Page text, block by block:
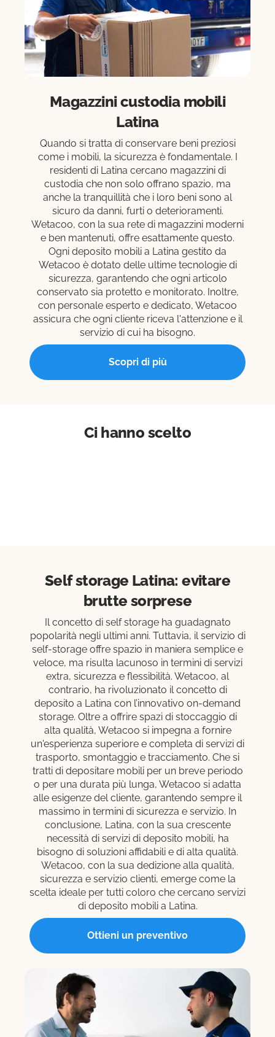
Magazzini custodia mobili
Latina
Quando si tratta di conservare beni preziosi
come i mobili, la sicurezza è fondamentale. I
residenti di Latina cercano magazzini di
custodia che non solo offrano spazio, ma
anche la tranquillità che i loro beni sono al
sicuro da danni, furti o deterioramenti.
Wetacoo, con la sua rete di magazzini moderni
e ben mantenuti, offre esattamente questo.
Ogni deposito mobili a Latina gestito da
Wetacoo è dotato delle ultime tecnologie di
sicurezza, garantendo che ogni articolo
conservato sia protetto e monitorato. Inoltre,
con personale esperto e dedicato, Wetacoo
assicura che ogni cliente riceva l'attenzione e il
servizio di cui ha bisogno.
Scopri di più
Ci hanno scelto
Self storage Latina: evitare
brutte sorprese
Il concetto di self storage ha guadagnato
popolarità negli ultimi anni. Tuttavia, il servizio di
self-storage offre spazio in maniera semplice e
veloce, ma risulta lacunoso in termini di servizi
extra, sicurezza e flessibilità. Wetacoo, al
contrario, ha rivoluzionato il concetto di
deposito a Latina con l’innovativo on-demand
storage. Oltre a offrire spazi di stoccaggio di
alta qualità, Wetacoo si impegna a fornire
un'esperienza superiore e completa di servizi di
trasporto, smontaggio e tracciamento. Che si
tratti di depositare mobili per un breve periodo
o per una durata più lunga, Wetacoo si adatta
alle esigenze del cliente, garantendo sempre il
massimo in termini di sicurezza e servizio. In
conclusione, Latina, con la sua crescente
necessità di servizi di deposito mobili, ha
bisogno di soluzioni affidabili e di alta qualità.
Wetacoo, con la sua dedizione alla qualità,
sicurezza e servizio clienti, emerge come la
scelta ideale per tutti coloro che cercano servizi
di deposito mobili a Latina.
Ottieni un preventivo